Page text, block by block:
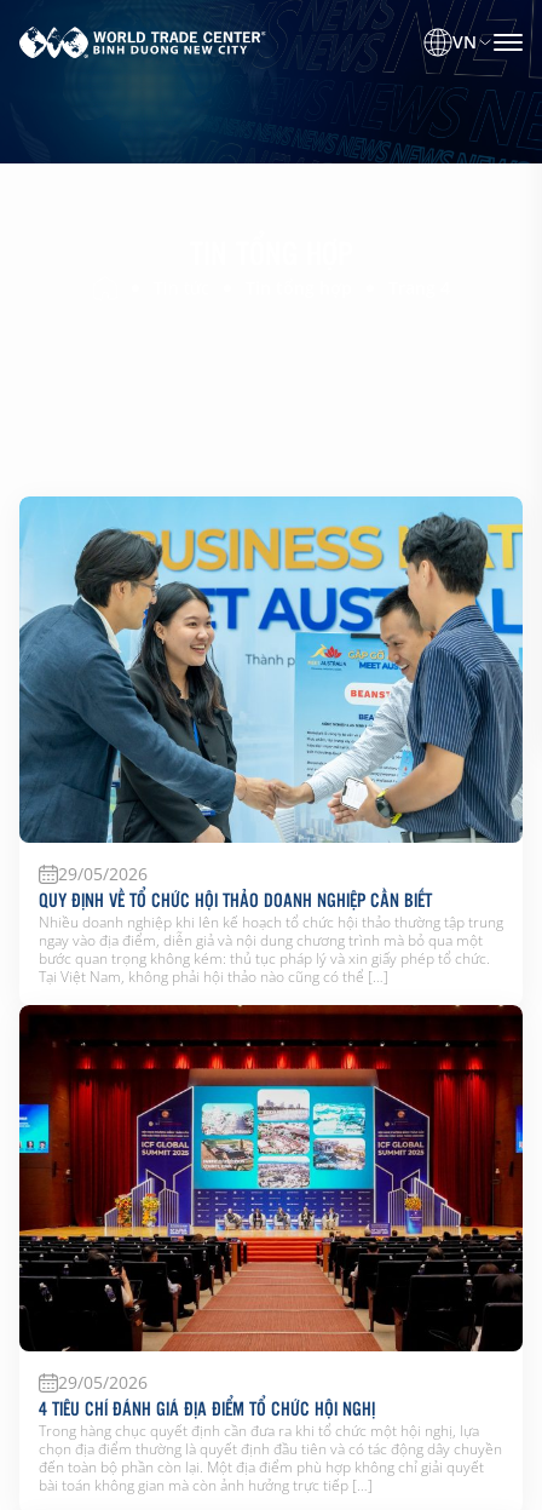
VN
29/05/2026
QUY ĐỊNH VỀ TỔ CHỨC HỘI THẢO DOANH NGHIỆP CẦN BIẾT
Nhiều doanh nghiệp khi lên kế hoạch tổ chức hội thảo thường tập trung
ngay vào địa điểm, diễn giả và nội dung chương trình mà bỏ qua một
bước quan trọng không kém: thủ tục pháp lý và xin giấy phép tổ chức.
Tại Việt Nam, không phải hội thảo nào cũng có thể […]
29/05/2026
4 TIÊU CHÍ ĐÁNH GIÁ ĐỊA ĐIỂM TỔ CHỨC HỘI NGHỊ
Trong hàng chục quyết định cần đưa ra khi tổ chức một hội nghị, lựa
chọn địa điểm thường là quyết định đầu tiên và có tác động dây chuyền
đến toàn bộ phần còn lại. Một địa điểm phù hợp không chỉ giải quyết
bài toán không gian mà còn ảnh hưởng trực tiếp […]